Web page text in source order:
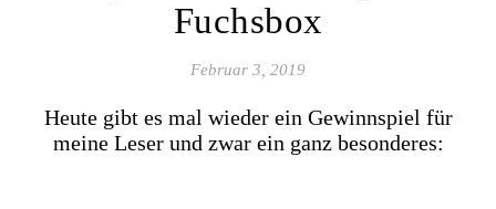
Fuchsbox
Februar 3, 2019
Heute gibt es mal wieder ein Gewinnspiel für
meine Leser und zwar ein ganz besonderes: